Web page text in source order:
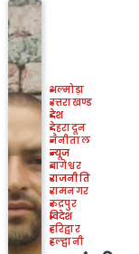
अल्मोड़ा
उत्तराखण्ड
देश
देहरादून
नैनीताल
न्यूज
बागेश्वर
राजनीति
रामनगर
रुद्रपुर
विदेश
हरिद्वार
हल्द्वानी